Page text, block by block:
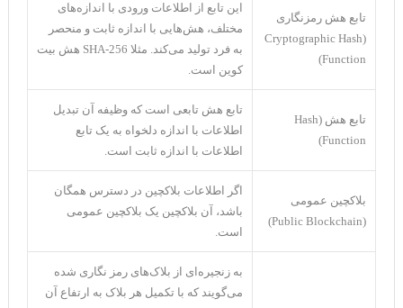
تابع هش رمزنگاری
(Cryptographic Hash
Function)
این تابع از اطلاعات ورودی با اندازه‌های
مختلف، هش‌هایی با اندازه ثابت و منحصر
به فرد تولید می‌کند. مثلا SHA-256 هش بیت
کوین است.
تابع هش (Hash
Function)
تابع هش تابعی است که وظیفه آن تبدیل
اطلاعات با اندازه دلخواه به یک تابع
اطلاعات با اندازه ثابت است.
بلاکچین عمومی
(Public Blockchain)
اگر اطلاعات بلاکچین در دسترس همگان
باشد، آن بلاکچین یک بلاکچین عمومی
است.
به زنجیره‌ای از بلاک‌های رمز نگاری شده
می‌گویند که با تکمیل هر بلاک به ارتفاع آن